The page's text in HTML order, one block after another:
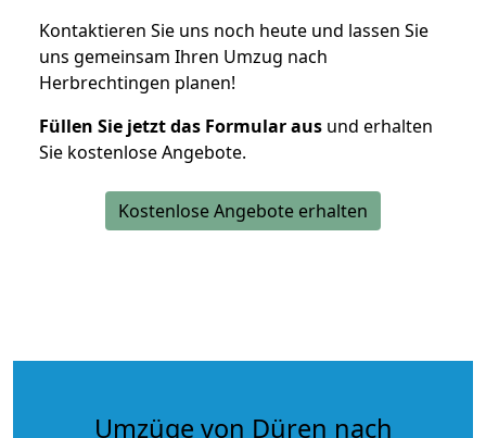
Kontaktieren Sie uns noch heute und lassen Sie
uns gemeinsam Ihren Umzug nach
Herbrechtingen planen!
Füllen Sie jetzt das Formular aus und erhalten
Sie kostenlose Angebote.
Kostenlose Angebote erhalten
Umzüge von Düren nach